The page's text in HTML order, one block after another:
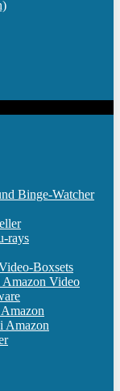
Binge-Watcher
rays
Boxsets
Amazon Video
Amazon